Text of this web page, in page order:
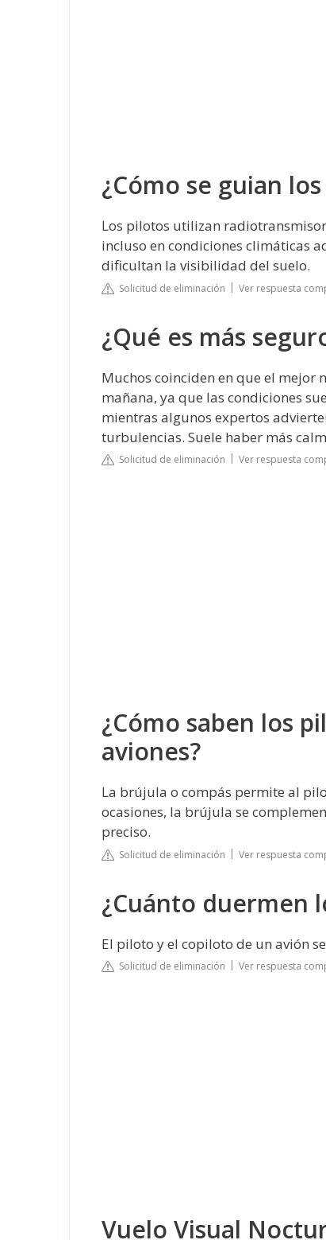
¿Cómo se guian
Los pilotos utilizan
incluso en condiciones climáticas
dificultan la visibilidad del suelo.
Solicitud de eliminación Ver respuesta
¿Qué es más
Muchos coinciden en que el mejor
mañana, ya que las condiciones
mientras algunos expertos
turbulencias. Suele haber más
Solicitud de eliminación Ver respuesta
¿Cómo saben los
aviones?
La brújula o compás permite al
ocasiones, la brújula se
preciso.
Solicitud de eliminación Ver respuesta
¿Cuánto duermen
El piloto y el copiloto de un avión
Solicitud de eliminación Ver respuesta
Vuelo Visual